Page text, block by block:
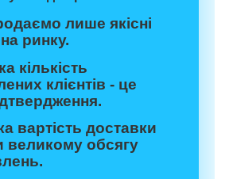
лише якісні
ринку.
кількість
клієнтів - це
вартість доставки
великому обсягу